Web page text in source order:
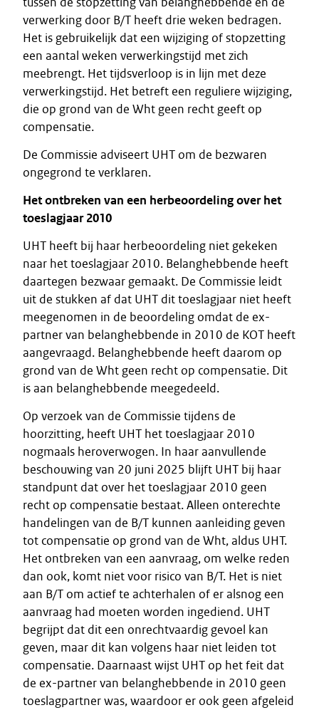
verwerking door B/T heeft drie weken bedragen.
Het is gebruikelijk dat een wijziging of stopzetting
een aantal weken verwerkingstijd met zich
meebrengt. Het tijdsverloop is in lijn met deze
verwerkingstijd. Het betreft een reguliere wijziging,
die op grond van de Wht geen recht geeft op
compensatie.
De Commissie adviseert UHT om de bezwaren
ongegrond te verklaren.
Hetontbreken van een herbeoordelingover het
toeslagjaar 2010
UHT heeft bij haar herbeoordeling niet gekeken
naar het toeslagjaar 2010. Belanghebbende heeft
daartegen bezwaar gemaakt. De Commissie leidt
uit de stukken af dat UHT dit toeslagjaar niet heeft
meegenomen in de beoordeling omdat de ex-
partner van belanghebbende in 2010 de KOT heeft
aangevraagd. Belanghebbende heeft daarom op
grond van de Wht geen recht op compensatie. Dit
is aan belanghebbende meegedeeld.
Op verzoek van de Commissie tijdens de
hoorzitting, heeft UHT het toeslagjaar 2010
nogmaals heroverwogen. In haar aanvullende
beschouwing van 20 juni 2025 blijft UHT bij haar
standpunt dat over het toeslagjaar 2010 geen
recht op compensatie bestaat. Alleen onterechte
handelingen van de B/T kunnen aanleiding geven
tot compensatie op grond van de Wht, aldus UHT.
Het ontbreken van een aanvraag, om welke reden
dan ook, komt niet voor risico van B/T. Het is niet
aan B/T om actief te achterhalen of er alsnog een
aanvraag had moeten worden ingediend. UHT
begrijpt dat dit een onrechtvaardig gevoel kan
geven, maar dit kan volgens haar niet leiden tot
compensatie. Daarnaast wijst UHT op het feit dat
de ex-partner van belanghebbende in 2010 geen
toeslagpartner was, waardoor er ook geen afgeleid